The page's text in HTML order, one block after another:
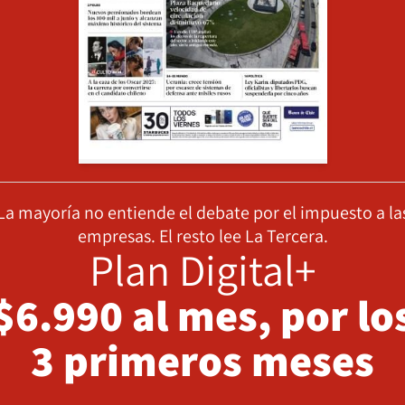
mayoría no entiende el debate por el impuesto a
empresas. El resto lee La Tercera.
Plan Digital+
al mes, por
3 primeros meses